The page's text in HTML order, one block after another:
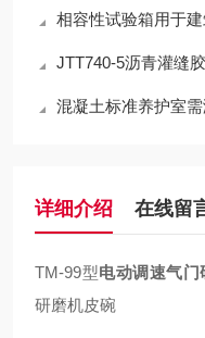
相容性试验箱用于
JTT740-5沥青灌缝
混凝土标准养护室
详细介绍 在线留
TM-99型电动调速气门
研磨机皮碗